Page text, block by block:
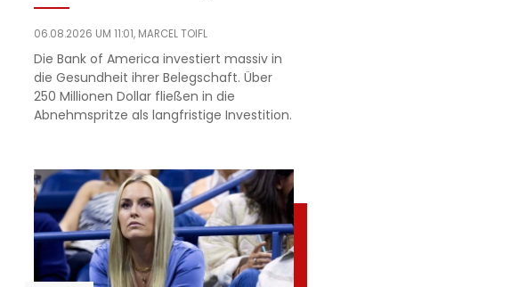
06.08.2026 UM 11:01, MARCEL TOIFL
Die Bank of America investiert massiv in
die Gesundheit ihrer Belegschaft. Über
250 Millionen Dollar fließen in die
Abnehmspritze als langfristige Investition.